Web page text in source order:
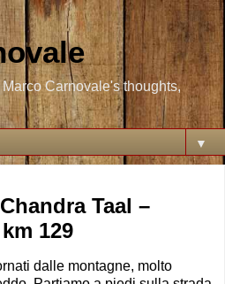
Carnovale's thoughts,
▼
Taal –
129
dalle montagne, molto